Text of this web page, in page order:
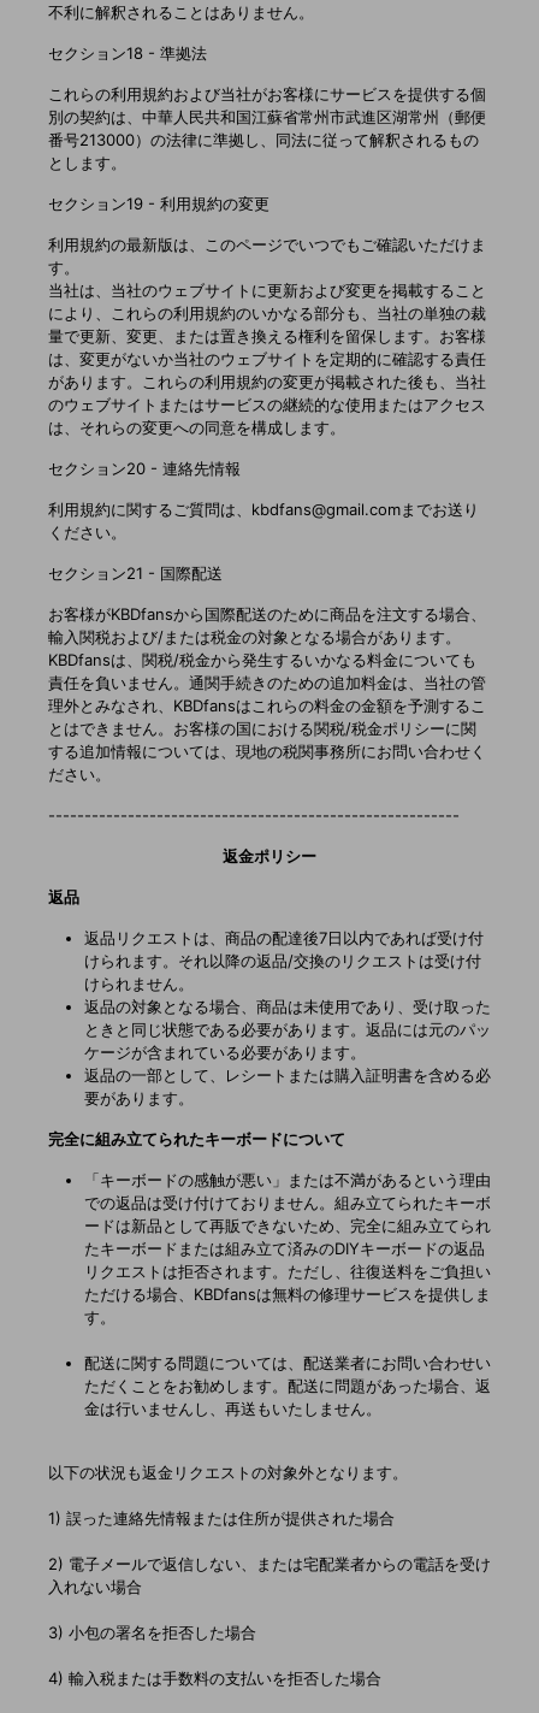
不利に解釈されることはありません。
セクション18 - 準拠法
これらの利用規約および当社がお客様にサービスを提供する個
別の契約は、中華人民共和国江蘇省常州市武進区湖常州（郵便
番号213000）の法律に準拠し、同法に従って解釈されるもの
とします。
セクション19 - 利用規約の変更
利用規約の最新版は、このページでいつでもご確認いただけま
す。
当社は、当社のウェブサイトに更新および変更を掲載すること
により、これらの利用規約のいかなる部分も、当社の単独の裁
量で更新、変更、または置き換える権利を留保します。お客様
は、変更がないか当社のウェブサイトを定期的に確認する責任
があります。これらの利用規約の変更が掲載された後も、当社
のウェブサイトまたはサービスの継続的な使用またはアクセス
は、それらの変更への同意を構成します。
セクション20 - 連絡先情報
利用規約に関するご質問は、kbdfans@gmail.comまでお送り
ください。
セクション21 - 国際配送
お客様がKBDfansから国際配送のために商品を注文する場合、
輸入関税および/または税金の対象となる場合があります。
KBDfansは、関税/税金から発生するいかなる料金についても
責任を負いません。通関手続きのための追加料金は、当社の管
理外とみなされ、KBDfansはこれらの料金の金額を予測するこ
とはできません。お客様の国における関税/税金ポリシーに関
する追加情報については、現地の税関事務所にお問い合わせく
ださい。
---------------------------------------------------------
返金ポリシー
返品
返品リクエストは、商品の配達後7日以内であれば受け付
けられます。それ以降の返品/交換のリクエストは受け付
けられません。
返品の対象となる場合、商品は未使用であり、受け取った
ときと同じ状態である必要があります。返品には元のパッ
ケージが含まれている必要があります。
返品の一部として、レシートまたは購入証明書を含める必
要があります。
完全に組み立てられたキーボードについて
「キーボードの感触が悪い」または不満があるという理由
での返品は受け付けておりません。組み立てられたキーボ
ードは新品として再販できないため、完全に組み立てられ
たキーボードまたは組み立て済みのDIYキーボードの返品
リクエストは拒否されます。ただし、往復送料をご負担い
ただける場合、KBDfansは無料の修理サービスを提供しま
す。
配送に関する問題については、配送業者にお問い合わせい
ただくことをお勧めします。配送に問題があった場合、返
金は行いませんし、再送もいたしません。
以下の状況も返金リクエストの対象外となります。
1) 誤った連絡先情報または住所が提供された場合
2) 電子メールで返信しない、または宅配業者からの電話を受け
入れない場合
3) 小包の署名を拒否した場合
4) 輸入税または手数料の支払いを拒否した場合